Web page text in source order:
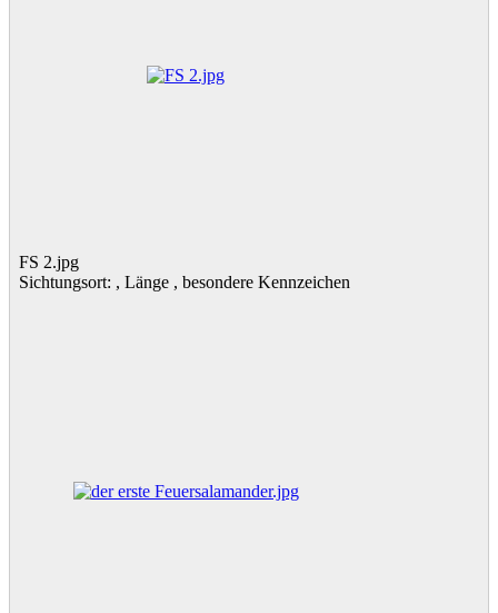
FS 2.jpg
Sichtungsort: , Länge , besondere Kennzeichen